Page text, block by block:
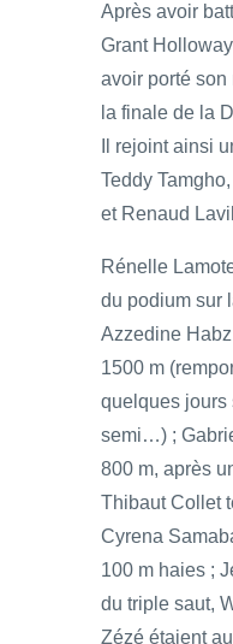
Après avoir
Grant
avoir porté son
la finale de la
Il rejoint ainsi
Teddy
et Renaud
Rénelle
du podium sur
Azzedine
1500 m
quelques jours
semi…) ;
800 m, après
Thibaut Collet
Cyrena
100 m haies ;
du triple saut,
Zézé étaient